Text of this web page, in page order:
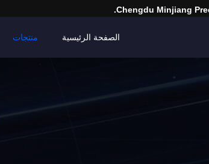
Chengdu Minjiang
الصفحة الرئيسية منتجات